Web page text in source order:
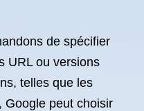
de spécifier
URL ou versions
telles que les
Google peut choisir